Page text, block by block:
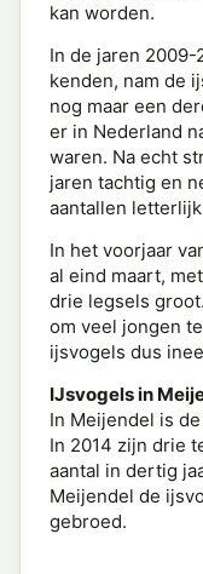
kan worden.
In de jaren
kenden, nam de
nog maar een
er in Nederland
waren. Na echt
jaren tachtig en
aantallen
In het voorjaar
al eind maart,
drie legsels
om veel jongen
ijsvogels dus
IJsvogels in
In Meijendel is
In 2014 zijn drie
aantal in dertig
Meijendel de
gebroed.